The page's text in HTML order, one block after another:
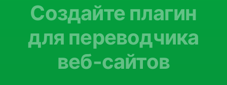
Создайте плагин
для переводчика
веб-сайтов